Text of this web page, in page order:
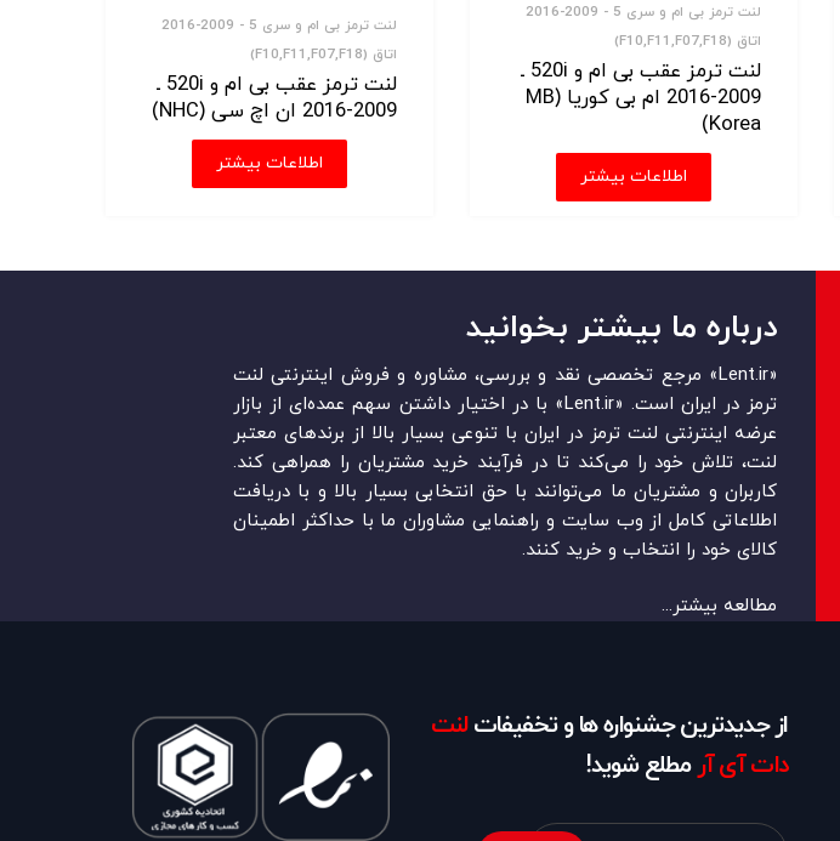
لنت ترمز بی ام و سری 5 - 2009-2016
اتاق (F10,F11,F07,F18)
لنت ترمز عقب بی ام و 520i ـ
2009-2016 ام بی کوریا (MB
Korea)
اطلاعات بیشتر
لنت ترمز بی ام و سری 5 - 2009-2016
اتاق (F10,F11,F07,F18)
لنت ترمز عقب بی ام و 520i ـ
2009-2016 ان اچ سی (NHC)
اطلاعات بیشتر
درباره ما بیشتر بخوانید
«Lent.ir» مرجع تخصصی نقد و بررسی، مشاوره و فروش اینترنتی لنت
ترمز در ایران است. «Lent.ir» با در اختیار داشتن سهم عمده‏‌ای از بازار
عرضه اینترنتی لنت ترمز در ایران با تنوعی بسیار بالا از برندهای معتبر
لنت، تلاش خود را می‌‏‏کند تا در فرآیند خرید مشتریان را همراهی کند.
کاربران و مشتریان ما می‏‏‌توانند با حق انتخابی بسیار بالا و با دریافت
اطلاعاتی کامل از وب سایت و راهنمایی مشاوران ما با حداکثر اطمینان
کالای خود را انتخاب و خرید کنند.
مطالعه بیشتر...
از جدیدترین جشنواره ها و تخفیفاتلنت
دات آی آرمطلع شوید!